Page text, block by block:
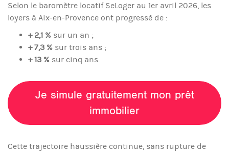
Selon le baromètre locatif SeLoger au 1er avril 2026, les
loyers à Aix-en-Provence ont progressé de :
+ 2,1 % sur un an ;
+ 7,3 % sur trois ans ;
+ 13 % sur cinq ans.
Je simule gratuitement mon prêt
immobilier
Cette trajectoire haussière continue, sans rupture de